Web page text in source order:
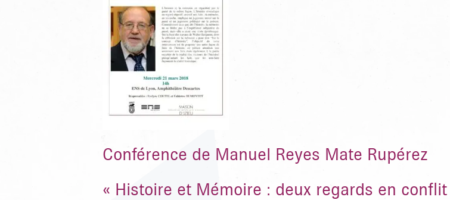
TAPER ENTRER
Conférence de Manuel Reyes Mate Rupérez
« Histoire et Mémoire : deux regards en